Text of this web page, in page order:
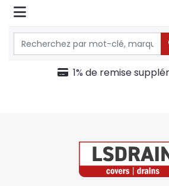
1% de remise